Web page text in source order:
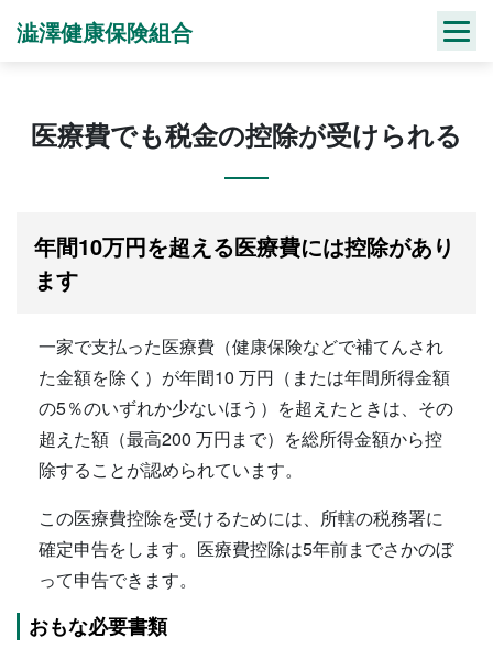
澁澤健康保険組合
医療費でも税金の控除が受けられる
年間10万円を超える医療費には控除があり
ます
一家で支払った医療費（健康保険などで補てんされ
た金額を除く）が年間10 万円（または年間所得金額
の5％のいずれか少ないほう）を超えたときは、その
超えた額（最高200 万円まで）を総所得金額から控
除することが認められています。
この医療費控除を受けるためには、所轄の税務署に
確定申告をします。医療費控除は5年前までさかのぼ
って申告できます。
おもな必要書類